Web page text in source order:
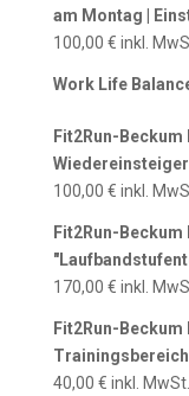
am Montag |
100,00 € inkl.
Work Life
Fit2Run-
100,00 € inkl.
Fit2Run-
170,00 € inkl.
Fit2Run-
40,00 € inkl. MwSt.